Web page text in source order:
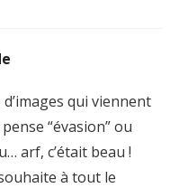
qui viennent
“évasion” ou
arf, c’était beau !
à tout le